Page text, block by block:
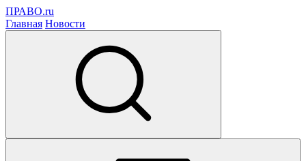
ПРАВО.ru
Главная Новости